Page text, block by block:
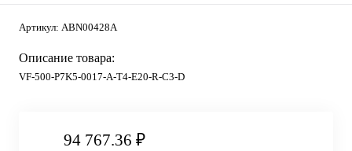
Артикул: ABN00428A
Описание товара:
VF-500-P7K5-0017-A-T4-E20-R-C3-D
94 767.36 ₽